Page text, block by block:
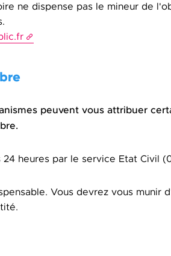
ne dispense pas le mineur de
peuvent vous attribuer
heures par le service Etat Civil
Vous devrez vous munir